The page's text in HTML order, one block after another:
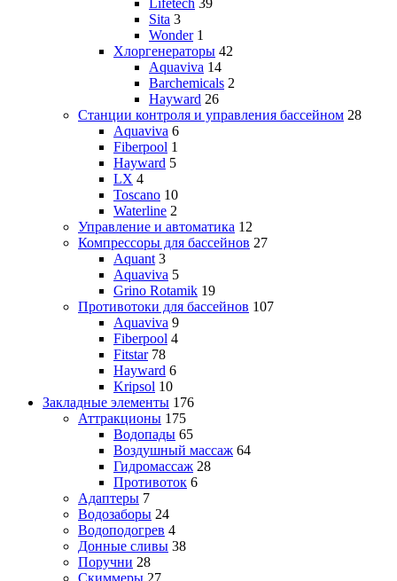
Lifetech 39
Sita 3
Wonder 1
Хлоргенераторы 42
Aquaviva 14
Barchemicals 2
Hayward 26
Станции контроля и управления бассейном 28
Aquaviva 6
Fiberpool 1
Hayward 5
LX 4
Toscano 10
Waterline 2
Управление и автоматика 12
Компрессоры для бассейнов 27
Aquant 3
Aquaviva 5
Grino Rotamik 19
Противотоки для бассейнов 107
Aquaviva 9
Fiberpool 4
Fitstar 78
Hayward 6
Kripsol 10
Закладные элементы 176
Аттракционы 175
Водопады 65
Воздушный массаж 64
Гидромассаж 28
Противоток 6
Адаптеры 7
Водозаборы 24
Водоподогрев 4
Донные сливы 38
Поручни 28